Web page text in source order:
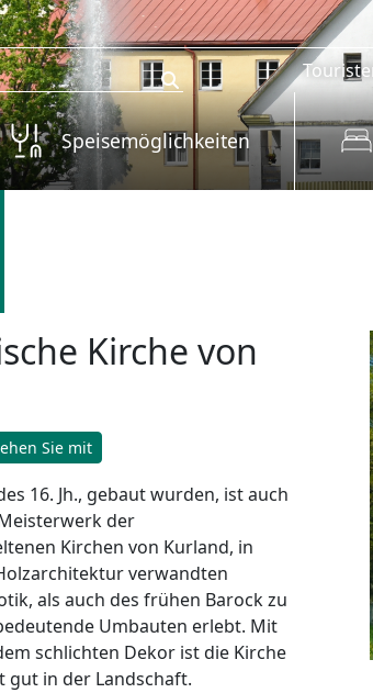
Speisemöglichkeiten
Kirche von
Sie mit
16. Jh., gebaut wurden, ist auch
der
Kirchen von Kurland, in
verwandten
als auch des frühen Barock zu
Umbauten erlebt. Mit
schlichten Dekor ist die Kirche
gut in der Landschaft.